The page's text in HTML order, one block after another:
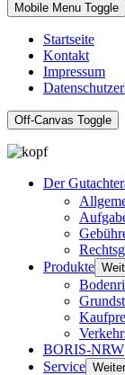
Mobile Menu Toggle
Startseite
Kontakt
Impressum
Off-Canvas Toggle
Der
Produkte
BORIS-NRW
Service